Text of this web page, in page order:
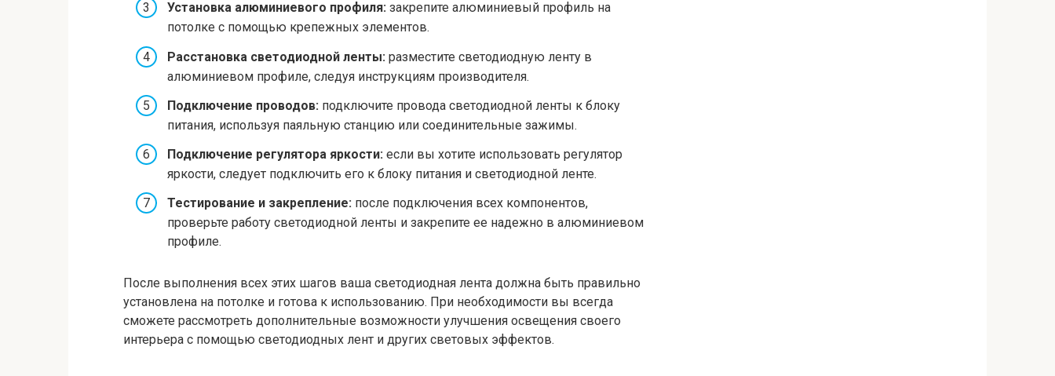
Установка алюминиевого профиля: закрепите алюминиевый профиль на
потолке с помощью крепежных элементов.
Расстановка светодиодной ленты: разместите светодиодную ленту в
алюминиевом профиле, следуя инструкциям производителя.
Подключение проводов: подключите провода светодиодной ленты к блоку
питания, используя паяльную станцию или соединительные зажимы.
Подключение регулятора яркости: если вы хотите использовать регулятор
яркости, следует подключить его к блоку питания и светодиодной ленте.
Тестирование и закрепление: после подключения всех компонентов,
проверьте работу светодиодной ленты и закрепите ее надежно в алюминиевом
профиле.
После выполнения всех этих шагов ваша светодиодная лента должна быть правильно
установлена на потолке и готова к использованию. При необходимости вы всегда
сможете рассмотреть дополнительные возможности улучшения освещения своего
интерьера с помощью светодиодных лент и других световых эффектов.